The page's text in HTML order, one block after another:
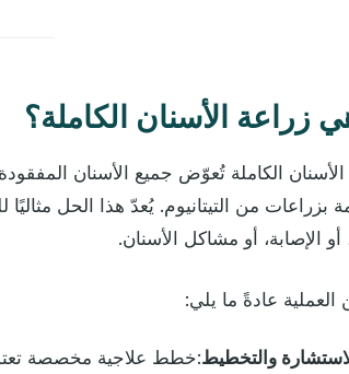
زراعة الأسنان الكاملة؟
الكاملة تُعوّض جميع الأسنان
بزراعات من التيتانيوم. يُعدّ هذا الحل
أو الإصابة، أو مشاكل الأسنان.
عادةً ما يلي:
والتخطيط:خطط علاجية مخصصة تعتمد